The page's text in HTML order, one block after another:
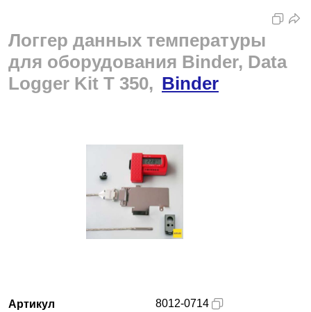
Войти
Логгер данных температуры
для оборудования Binder, Data
Logger Kit T 350, Binder
Артикул
8012-0714